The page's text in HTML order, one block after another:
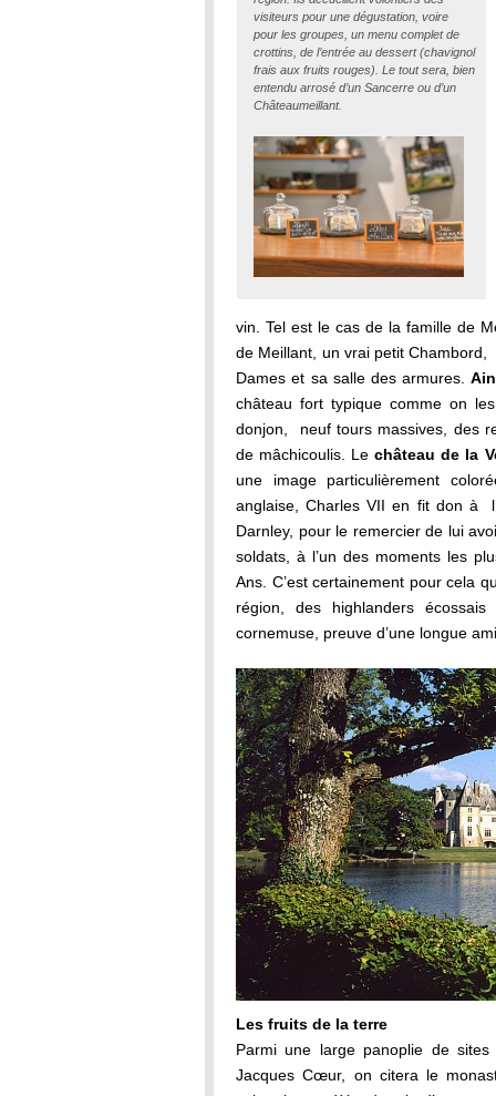
visiteurs pour une dégustation, voire
pour les groupes, un menu complet de
crottins, de l’entrée au dessert (chavignol
frais aux fruits rouges). Le tout sera, bien
entendu arrosé d’un Sancerre ou d’un
Châteaumeillant.
vin. Tel est le cas de la famille de
de Meillant, un vrai petit
Dames et sa salle des armures.
château fort typique comme on
donjon, neuf tours massives, des
de mâchicoulis. Lechâteau de la
une image particulièrement
anglaise, Charles VII en fit don à
Darnley, pour le remercier de lui
soldats, à l’un des moments les
Ans. C’est certainement pour cela
région, des highlanders
cornemuse, preuve d’une longue
Les fruits de la terre
Parmi une large panoplie de
Jacques Cœur, on citera le